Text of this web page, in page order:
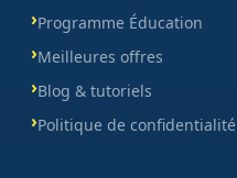
Programme Éducation
Meilleures offres
Blog & tutoriels
Politique de confidentialité